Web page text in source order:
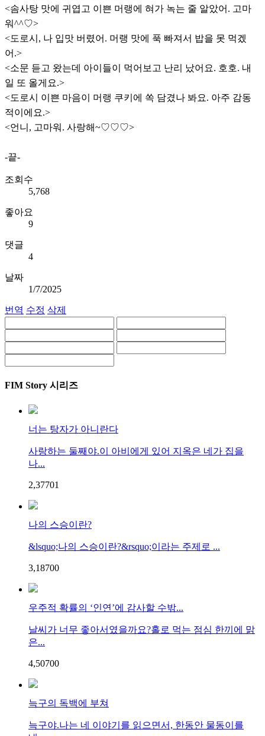
<솜사탕 맛에 귀엽고 이쁜 머랭에 혀가 녹는 줄 알았어. 고마
워^^♡>
<도로시, 나 입맛 버렸어. 머랭 맛에 푹 빠져서 밥을 못 먹겠
어.>
<소문 듣고 왔는데 아이들이 먹어보고 난리 났어요. 호호. 내
일 또 올게요.>
<도로시 이쁜 마음이 머랭 쿠키에 쏙 담겼나 봐요. 아주 감동
적이에요.>
<언니, 고마워. 사랑해~♡♡♡>
-끝-
조회수
5,768
좋아요
9
댓글
4
날짜
1/7/2025
번역 수정 삭제
FIM Story 시리즈
너는 탕자가 아니란다
사랑하는 둘째야.이 아비에게 있어 지옥은 네가 집을
나...
2,37701
나의 스승이란?
&lsquo;나의 스승이란?&rsquo;이라는 주제로 ...
3,18700
우주적 확률의 ‘인연’에 감사할 수밖...
날씨가 너무 좋아서였을까요?홀로 먹는 점심 한끼에 맑
은...
4,50700
늑구의 독백에 부쳐
늑구야.나는 네 이야기를 읽으면서, 한동안 물동이를